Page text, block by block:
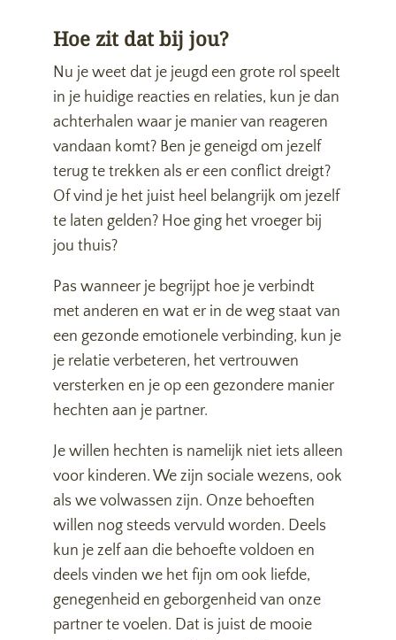
Hoe zit dat bij jou?
Nu je weet dat je jeugd een grote rol speelt
in je huidige reacties en relaties, kun je dan
achterhalen waar je manier van reageren
vandaan komt? Ben je geneigd om jezelf
terug te trekken als er een conflict dreigt?
Of vind je het juist heel belangrijk om jezelf
te laten gelden? Hoe ging het vroeger bij
jou thuis?
Pas wanneer je begrijpt hoe je verbindt
met anderen en wat er in de weg staat van
een gezonde emotionele verbinding, kun je
je relatie verbeteren, het vertrouwen
versterken en je op een gezondere manier
hechten aan je partner.
Je willen hechten is namelijk niet iets alleen
voor kinderen. We zijn sociale wezens, ook
als we volwassen zijn. Onze behoeften
willen nog steeds vervuld worden. Deels
kun je zelf aan die behoefte voldoen en
deels vinden we het fijn om ook liefde,
genegenheid en geborgenheid van onze
partner te voelen. Dat is juist de mooie